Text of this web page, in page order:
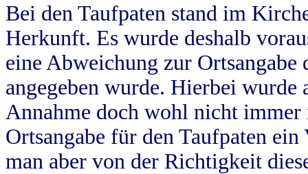
Bei den Taufpaten stand im
Herkunft. Es wurde deshalb
eine Abweichung zur
angegeben wurde. Hierbei wurde
Annahme doch wohl nicht
Ortsangabe für den Taufpaten
man aber von der Richtigkeit